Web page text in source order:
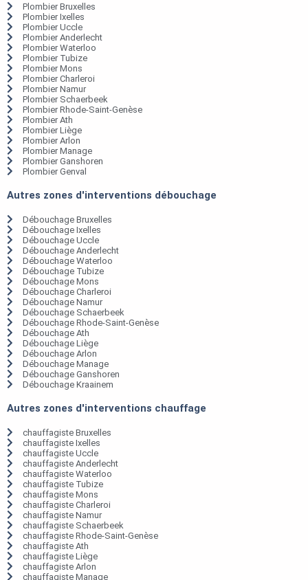
Plombier Bruxelles
Plombier Ixelles
Plombier Uccle
Plombier Anderlecht
Plombier Waterloo
Plombier Tubize
Plombier Mons
Plombier Charleroi
Plombier Namur
Plombier Schaerbeek
Plombier Rhode-Saint-Genèse
Plombier Ath
Plombier Liège
Plombier Arlon
Plombier Manage
Plombier Ganshoren
Plombier Genval
Autres zones d'interventions débouchage
Débouchage Bruxelles
Débouchage Ixelles
Débouchage Uccle
Débouchage Anderlecht
Débouchage Waterloo
Débouchage Tubize
Débouchage Mons
Débouchage Charleroi
Débouchage Namur
Débouchage Schaerbeek
Débouchage Rhode-Saint-Genèse
Débouchage Ath
Débouchage Liège
Débouchage Arlon
Débouchage Manage
Débouchage Ganshoren
Débouchage Kraainem
Autres zones d'interventions chauffage
chauffagiste Bruxelles
chauffagiste Ixelles
chauffagiste Uccle
chauffagiste Anderlecht
chauffagiste Waterloo
chauffagiste Tubize
chauffagiste Mons
chauffagiste Charleroi
chauffagiste Namur
chauffagiste Schaerbeek
chauffagiste Rhode-Saint-Genèse
chauffagiste Ath
chauffagiste Liège
chauffagiste Arlon
chauffagiste Manage